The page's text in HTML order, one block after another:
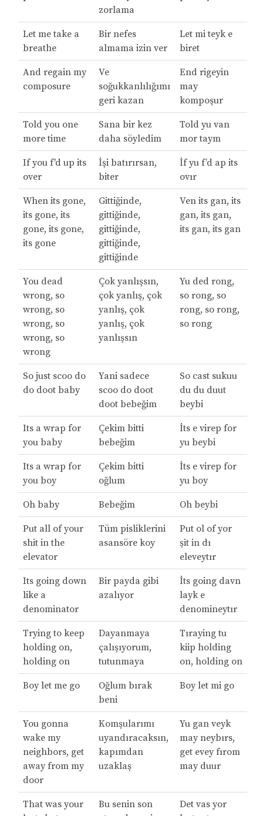
zorlama
Let me take a
breathe
Bir nefes
almama izin ver
Let mi teyk e
biret
And regain my
composure
Ve
soğukkanlılığımı
geri kazan
End rigeyin
may
kompoşur
Told you one
more time
Sana bir kez
daha söyledim
Told yu van
mor taym
If you f'd up its
over
İşi batırırsan,
biter
İf yu f’d ap its
ovır
When its gone,
its gone, its
gone, its gone,
its gone
Gittiğinde,
gittiğinde,
gittiğinde,
gittiğinde,
gittiğinde
Ven its gan, its
gan, its gan,
its gan, its gan
You dead
wrong, so
wrong, so
wrong, so
wrong, so
wrong
Çok yanlışsın,
çok yanlış, çok
yanlış, çok
yanlış, çok
yanlışsın
Yu ded rong,
so rong, so
rong, so rong,
so rong
So just scoo do
do doot baby
Yani sadece
scoo do doot
doot bebeğim
So cast sukuu
du du duut
beybi
Its a wrap for
you baby
Çekim bitti
bebeğim
İts e virep for
yu beybi
Its a wrap for
you boy
Çekim bitti
oğlum
İts e virep for
yu boy
Oh baby Bebeğim Oh beybi
Put all of your
shit in the
elevator
Tüm pisliklerini
asansöre koy
Put ol of yor
şit in dı
eleveytır
Its going down
like a
denominator
Bir payda gibi
azalıyor
İts going davn
layk e
denomineytır
Trying to keep
holding on,
holding on
Dayanmaya
çalışıyorum,
tutunmaya
Tıraying tu
kiip holding
on, holding on
Boy let me go
Oğlum bırak
beni
Boy let mi go
You gonna
wake my
neighbors, get
away from my
door
Komşularımı
uyandıracaksın,
kapımdan
uzaklaş
Yu gan veyk
may neybırs,
get evey fırom
may duur
That was your
Bu senin son
Det vas yor